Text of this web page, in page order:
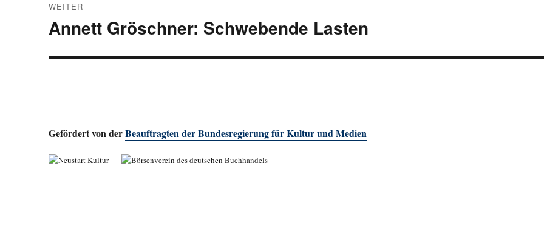
WEITER
Nächster
Annett Gröschner: Schwebende Lasten
Gefördert von derBeauftragten der Bundesregierung für Kultur und Medien